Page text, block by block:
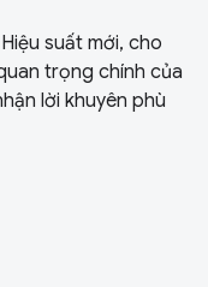
suất mới, cho
trọng chính của
lời khuyên phù